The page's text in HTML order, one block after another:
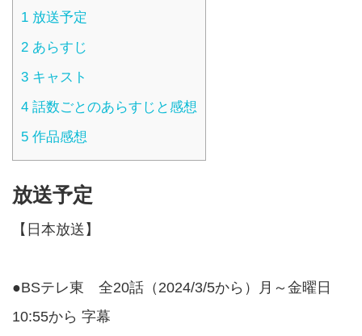
1 放送予定
2 あらすじ
3 キャスト
4 話数ごとのあらすじと感想
5 作品感想
放送予定
【日本放送】
●BSテレ東 全20話（2024/3/5から）月～金曜日
10:55から 字幕